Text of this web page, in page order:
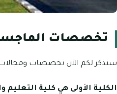
تخصصات
سنذكر لكم الآن تخصصات ومجالات
الكلية الأولى هي كلية التعليم